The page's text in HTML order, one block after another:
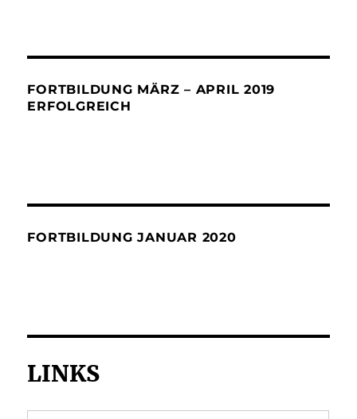
FORTBILDUNG MÄRZ – APRIL 2019
ERFOLGREICH
FORTBILDUNG JANUAR 2020
LINKS